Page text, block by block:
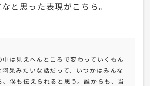
と思った表現がこちら。
中は見えへんところで変わっていくもん
呆みたいな話だって、いつかはみんな
、僕も伝えられると思う。誰からも、当